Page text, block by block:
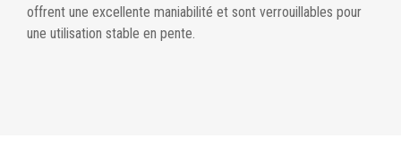
offrent une excellente maniabilité et sont verrouillables pour
une utilisation stable en pente.